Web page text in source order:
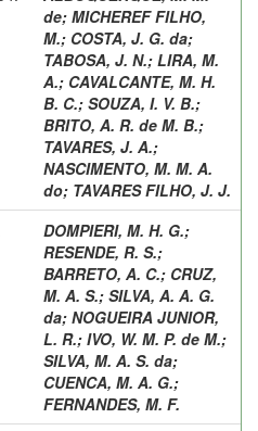
de; MICHEREF FILHO,
M.; COSTA, J. G. da;
TABOSA, J. N.; LIRA, M.
A.; CAVALCANTE, M. H.
B. C.; SOUZA, I. V. B.;
BRITO, A. R. de M. B.;
TAVARES, J. A.;
NASCIMENTO, M. M. A.
do; TAVARES FILHO, J. J.
DOMPIERI, M. H. G.;
RESENDE, R. S.;
BARRETO, A. C.; CRUZ,
M. A. S.; SILVA, A. A. G.
da; NOGUEIRA JUNIOR,
L. R.; IVO, W. M. P. de M.;
SILVA, M. A. S. da;
CUENCA, M. A. G.;
FERNANDES, M. F.